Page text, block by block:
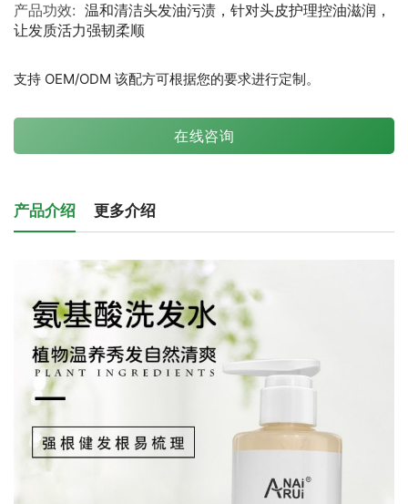
产品功效: 温和清洁头发油污渍，针对头皮护理控油滋润，
让发质活力强韧柔顺
支持 OEM/ODM 该配方可根据您的要求进行定制。
在线咨询
产品介绍 更多介绍